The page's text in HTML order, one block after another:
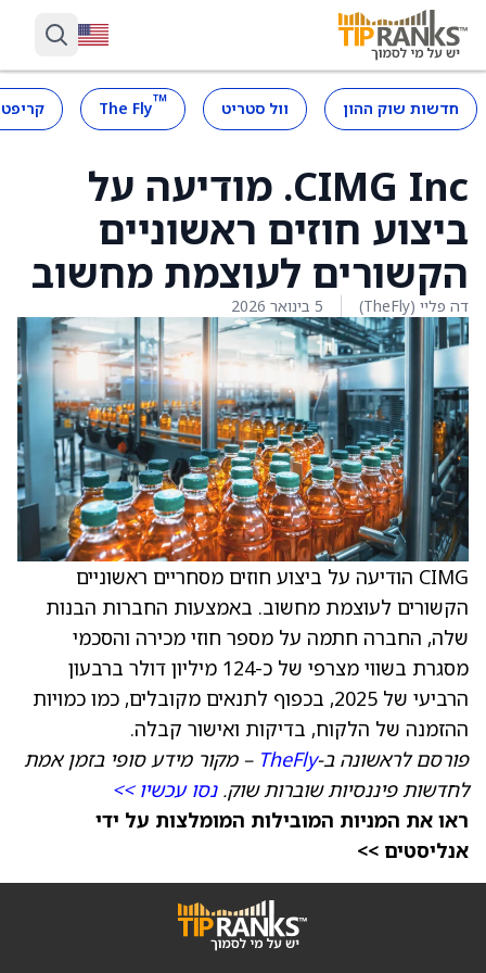
חדשות שוק ההון וול סטריט ™
The Fly
CIMG Inc. מודיעה על
ביצוע חוזים ראשוניים
הקשורים לעוצמת מחשוב
דה פליי (TheFly) 5 בינואר 2026
CIMG הודיעה על ביצוע חוזים מסחריים ראשוניים
הקשורים לעוצמת מחשוב. באמצעות החברות הבנות
שלה, החברה חתמה על מספר חוזי מכירה והסכמי
מסגרת בשווי מצרפי של כ-124 מיליון דולר ברבעון
הרביעי של 2025, בכפוף לתנאים מקובלים, כמו כמויות
ההזמנה של הלקוח, בדיקות ואישור קבלה.
פורסם לראשונה ב-TheFly – מקור מידע סופי בזמן אמת
לחדשות פיננסיות שוברות שוק.נסו עכשיו >>
ראו את המניות המובילות המומלצות על ידי
אנליסטים >>